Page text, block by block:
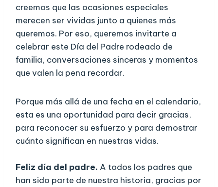
creemos que las ocasiones especiales
merecen ser vividas junto a quienes más
queremos. Por eso, queremos invitarte a
celebrar este Día del Padre rodeado de
familia, conversaciones sinceras y momentos
que valen la pena recordar.
Porque más allá de una fecha en el calendario,
esta es una oportunidad para decir gracias,
para reconocer su esfuerzo y para demostrar
cuánto significan en nuestras vidas.
Feliz día del padre. A todos los padres que
han sido parte de nuestra historia, gracias por